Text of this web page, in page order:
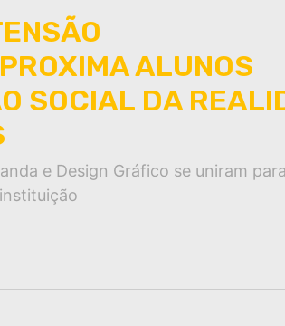
ALUNOS
SOCIAL DA
e Design Gráfico se uniram